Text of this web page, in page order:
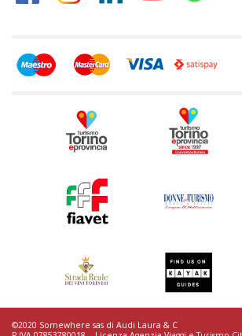
©2020 Somewhere sas di Audi Laura & C